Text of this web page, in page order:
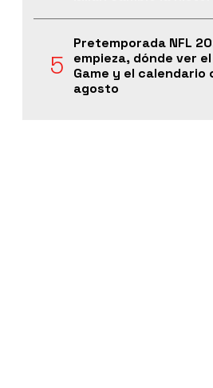
Pretemporada NFL
empieza, dónde ver
Game y el calendario
agosto